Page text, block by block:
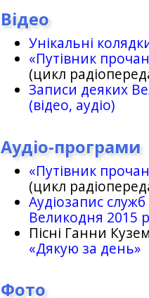
Відео
Унікальні
«Путівник
(цикл
Записи деяких
(відео, аудіо)
Аудіо-програми
«Путівник
(цикл
Аудіозапис
Великодня 2015
Пісні Ганни
«Дякую за день»
Фото